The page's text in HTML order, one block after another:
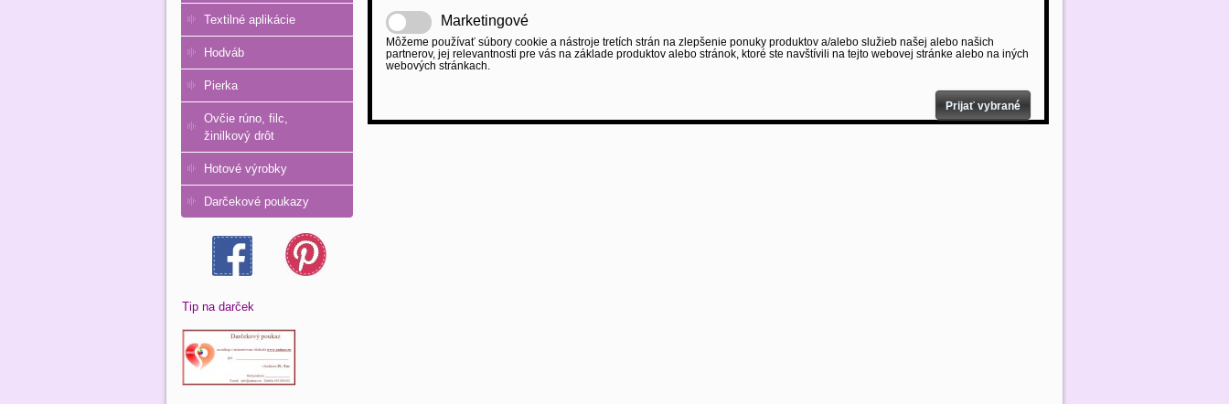
Marketingové
Môžeme používať súbory cookie a nástroje tretích strán na zlepšenie ponuky produktov a/alebo služieb našej alebo našich
partnerov, jej relevantnosti pre vás na základe produktov alebo stránok, ktoré ste navštívili na tejto webovej stránke alebo na iných
webových stránkach.
Prijať vybrané
Textilné aplikácie
Hodváb
Pierka
Ovčie rúno, filc,
žinilkový drôt
Hotové výrobky
Darčekové poukazy
Tip na darček